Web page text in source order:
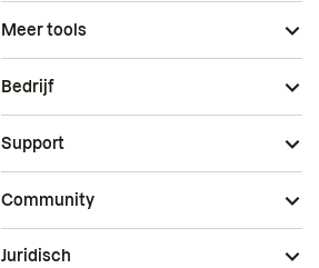
Meer tools
Bedrijf
Support
Community
Juridisch